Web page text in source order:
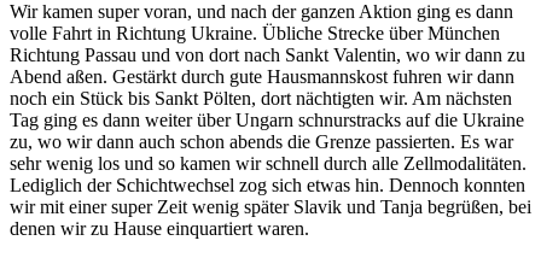
Wir kamen super voran, und nach der ganzen Aktion ging es dann
volle Fahrt in Richtung Ukraine. Übliche Strecke über München
Richtung Passau und von dort nach Sankt Valentin, wo wir dann zu
Abend aßen. Gestärkt durch gute Hausmannskost fuhren wir dann
noch ein Stück bis Sankt Pölten, dort nächtigten wir. Am nächsten
Tag ging es dann weiter über Ungarn schnurstracks auf die Ukraine
zu, wo wir dann auch schon abends die Grenze passierten. Es war
sehr wenig los und so kamen wir schnell durch alle Zellmodalitäten.
Lediglich der Schichtwechsel zog sich etwas hin. Dennoch konnten
wir mit einer super Zeit wenig später Slavik und Tanja begrüßen, bei
denen wir zu Hause einquartiert waren.